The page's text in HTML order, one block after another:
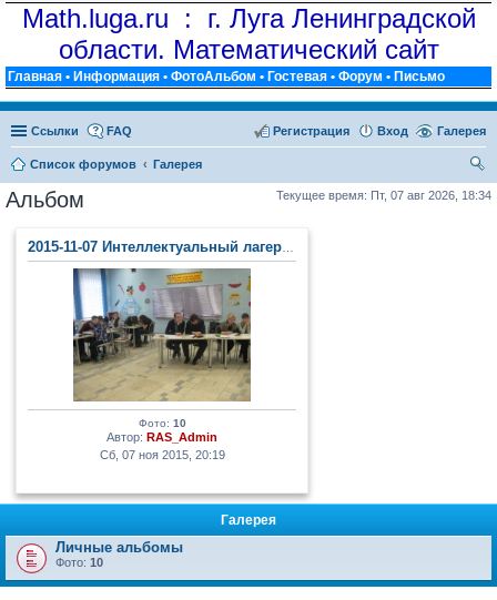
Math.luga.ru : г. Луга Ленинградской
области. Математический сайт
Главная • Информация • ФотоАльбом • Гостевая • Форум • Письмо
Ссылки Галерея
FAQ Вход
Регистрация
Список форумов
Галерея
ои
Текущее время: Пт, 07 авг 2026, 18:34
Альбом
2015-11-07 Интеллектуальный лагерь (п. Тайцы)
Фото: 10
Автор: RAS_Admin
Сб, 07 ноя 2015, 20:19
Галерея
Личные альбомы
Фото: 10